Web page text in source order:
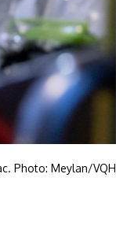
Photo: Meylan/VQH